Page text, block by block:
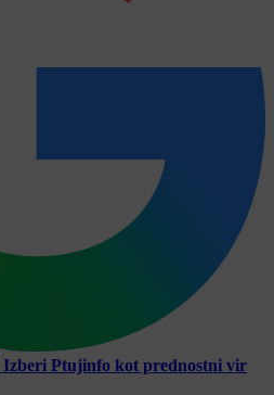
Izberi Ptujinfo kot prednostni vir